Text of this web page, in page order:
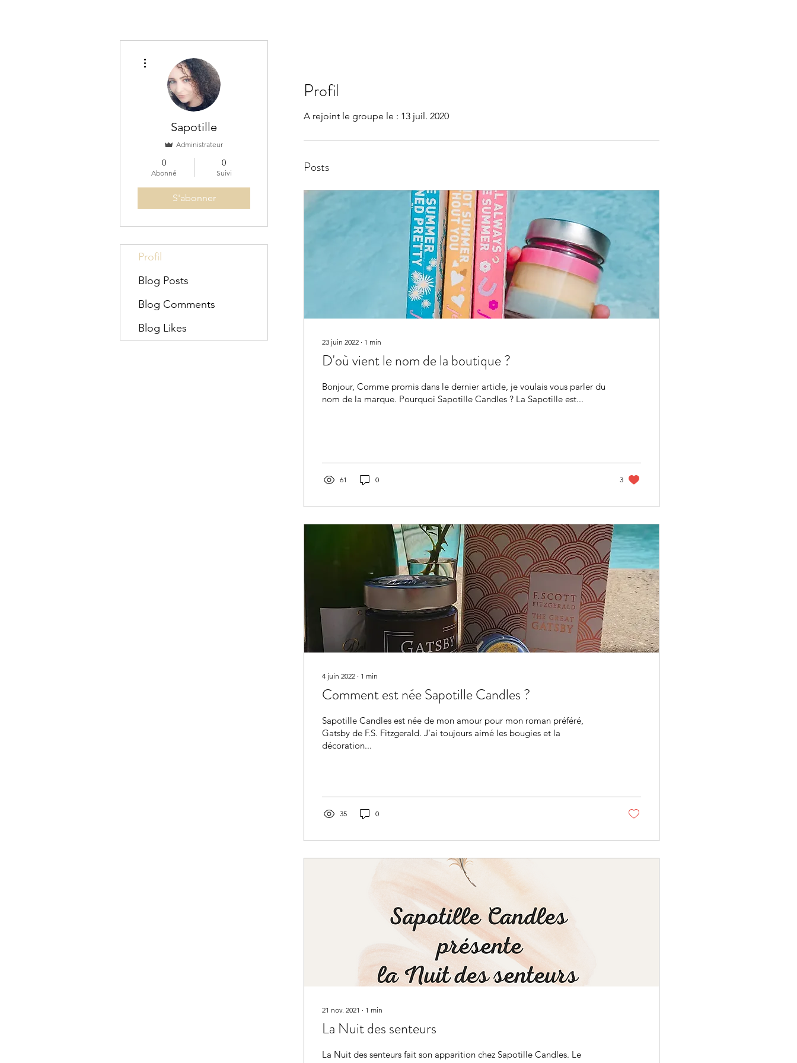
Profil
A rejoint le groupe le : 13 juil. 2020
Posts
23 juin 2022 ∙ 1 min
D'où vient le nom de la boutique ?
Bonjour, Comme promis dans le dernier article, je voulais vous parler du
nom de la marque. Pourquoi Sapotille Candles ? La Sapotille est...
61 0 3
4 juin 2022 ∙ 1 min
Comment est née Sapotille Candles ?
Sapotille Candles est née de mon amour pour mon roman préféré,
Gatsby de F.S. Fitzgerald. J'ai toujours aimé les bougies et la
décoration...
35 0
21 nov. 2021 ∙ 1 min
La Nuit des senteurs
La Nuit des senteurs fait son apparition chez Sapotille Candles. Le
Sapotille
Administrateur
0
Abonné
0
Suivi
S'abonner
Profil
Blog Posts
Blog Comments
Blog Likes